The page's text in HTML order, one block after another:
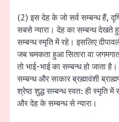
(2) इस देह के जो सर्व सम्बन्ध हैं,
सबसे न्यारा। देह का सम्बन्ध देखते
सम्बन्ध स्मृति में रहे। इसलिए
जब चमकता हुआ सितारा वा
तो भाई-भाई का सम्बन्ध हो जाता
सम्बन्ध और साकार ब्रह्मावंशी
श्रेष्ठ शुद्ध सम्बन्ध स्वत: ही स्मृति में
और देह के सम्बन्ध से न्यारा।